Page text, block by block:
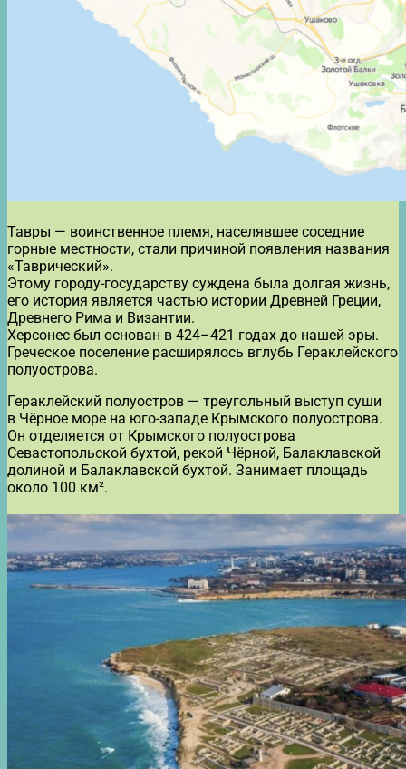
Тавры — воинственное племя, населявшее соседние
горные местности, стали причиной появления названия
«Таврический».
Этому городу-государству суждена была долгая жизнь,
его история является частью истории Древней Греции,
Древнего Рима и Византии.
Херсонес был основан в 424–421 годах до нашей эры.
Греческое поселение расширялось вглубь Гераклейского
полуострова.
Гераклейский полуостров — треугольный выступ суши
в Чёрное море на юго-западе Крымского полуострова.
Он отделяется от Крымского полуострова
Севастопольской бухтой, рекой Чёрной, Балаклавской
долиной и Балаклавской бухтой. Занимает площадь
около 100 км².